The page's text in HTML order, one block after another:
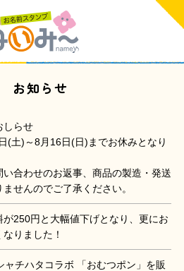
お知らせ
しらせ
(土)～8月16日(日)までお休みとなり
い合わせのお返事、商品の製造・発送
せんのでご了承ください。
が250円と大幅値下げとなり、更にお
りました！
ャチハタコラボ 「おむつポン」を販